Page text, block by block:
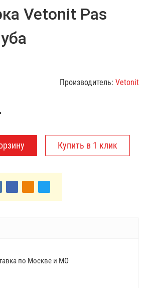
Vetonit Pas
Производитель: Vetonit
по Москве и МО